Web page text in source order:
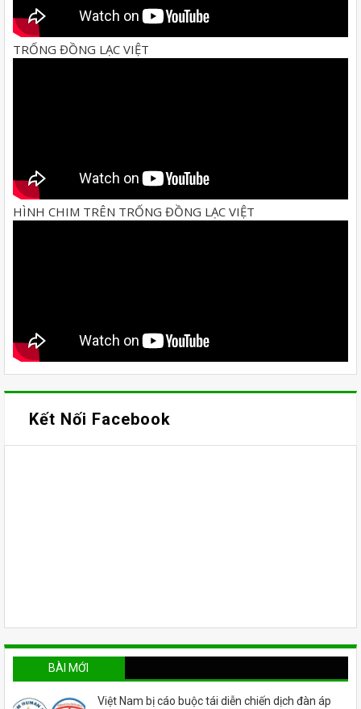
TRỐNG ĐỒNG LẠC VIỆT
HÌNH CHIM TRÊN TRỐNG ĐỒNG LẠC VIỆT
Kết Nối Facebook
BÀI MỚI
Việt Nam bị cáo buộc tái diễn chiến dịch đàn áp